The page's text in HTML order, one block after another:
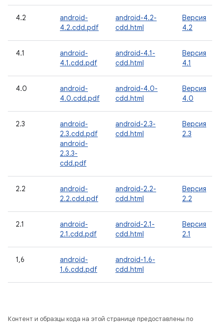
4.2
android-
4.2.cdd.pdf
android-4.2-
cdd.html
Версия
4.2
4.1
android-
4.1.cdd.pdf
android-4.1-
cdd.html
Версия
4.1
4.0
android-
4.0.cdd.pdf
android-4.0-
cdd.html
Версия
4.0
2.3
android-
2.3.cdd.pdf
android-
2.3.3-
cdd.pdf
android-2.3-
cdd.html
Версия
2.3
2.2
android-
2.2.cdd.pdf
android-2.2-
cdd.html
Версия
2.2
2.1
android-
2.1.cdd.pdf
android-2.1-
cdd.html
Версия
2.1
1,6
android-
1.6.cdd.pdf
android-1.6-
cdd.html
Контент и образцы кода на этой странице предоставлены по